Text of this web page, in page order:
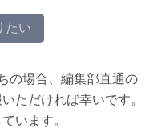
たい
の場合、編集部直通の
ただければ幸いです。
います。